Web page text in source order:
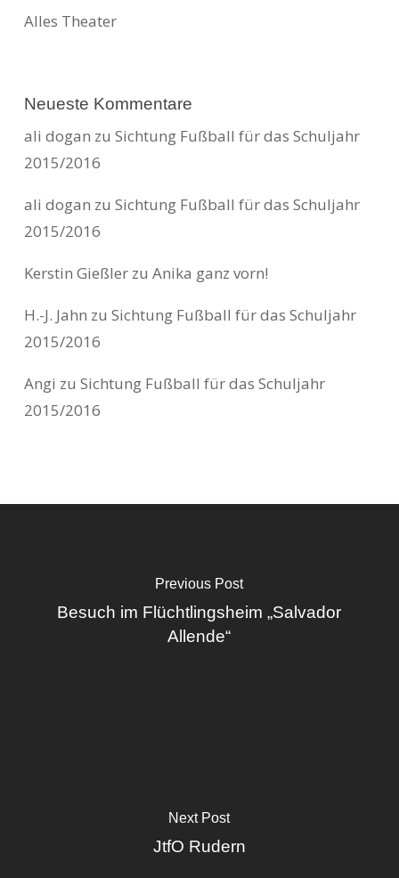
Alles Theater
Neueste Kommentare
ali dogan zu Sichtung Fußball für das Schuljahr
2015/2016
ali dogan zu Sichtung Fußball für das Schuljahr
2015/2016
Kerstin Gießlerzu Anika ganz vorn!
H.-J. Jahn zu Sichtung Fußball für das Schuljahr
2015/2016
Angi zu Sichtung Fußball für das Schuljahr
2015/2016
Previous Post
Besuch im Flüchtlingsheim „Salvador
Allende“
Next Post
JtfO Rudern